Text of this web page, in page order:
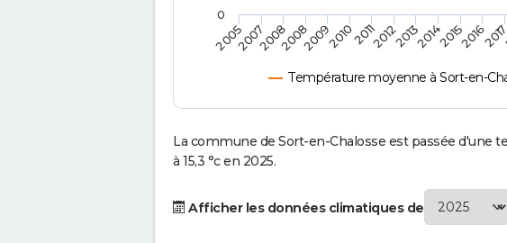
Température moyenne à Sort-en-
2005 2015
200720082008200920102011201220132014 2016
0
La commune de Sort-en-Chalosse est passée d'une
à 15,3 °c en 2025.
Afficher les données climatiques de